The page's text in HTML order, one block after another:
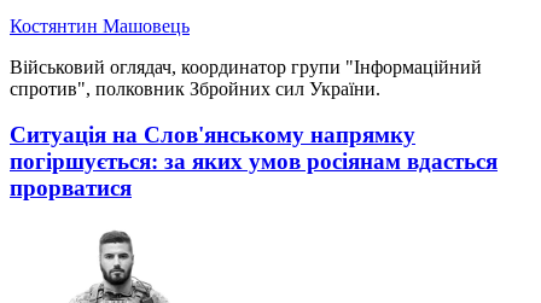
Костянтин Машовець
Військовий оглядач, координатор групи "Інформаційний
спротив", полковник Збройних сил України.
Ситуація на Слов'янському напрямку
погіршується: за яких умов росіянам вдасться
прорватися